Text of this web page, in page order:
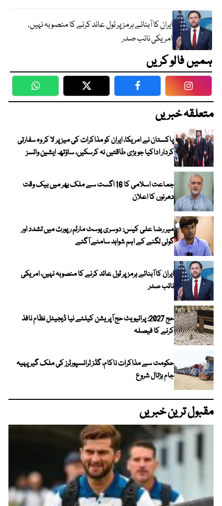
ایران کا آبنائے ہرمز پر ٹول عائد کرنے کا منصوبہ نہیں،
امریکی نائب صدر
ہمیں فالو کریں
WhatsApp Twitter Facebook
متعلقہ خبریں
پاکستان نے امریکا، ایران کو مذاکرات کی میز پر لا کر وہ سفارتی
کردار اداکیا جو بڑی طاقتیں نہ کرسکیں، ساؤتھ ایشین وائسز
جماعت اسلامی کا 16 اگست سے ملک بھر میں بیک وقت
دھرنوں کا اعلان
میر رضا علی کیس: دوسری پوسٹ مارٹم رپورٹ میں تشدد اور
گولی لگنے کے اہم شواہد سامنے آگئے
ایران کا آبنائے ہرمز پر ٹول عائد کرنے کا منصوبہ نہیں، امریکی
نائب صدر
حج 2027: پرائیویٹ حج آپریشن کیلئے نیا ڈیجیٹل نظام نافذ
کرنے کا فیصلہ
حکومت سے مذاکرات ناکام، گڈز ٹرانسپورٹرز کی ملک گیر پہیہ
جام ہڑتال شروع
مقبول ترین خبریں